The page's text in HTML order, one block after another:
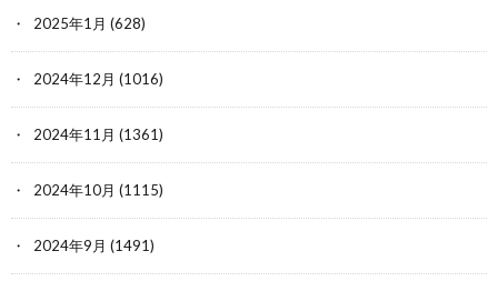
2025年1月 (628)
2024年12月 (1016)
2024年11月 (1361)
2024年10月 (1115)
2024年9月 (1491)